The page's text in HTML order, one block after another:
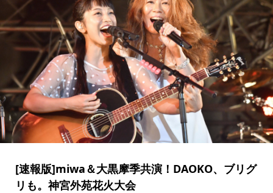
[速報版]miwa＆大黒摩季共演！DAOKO、ブリグ
リも。神宮外苑花火大会